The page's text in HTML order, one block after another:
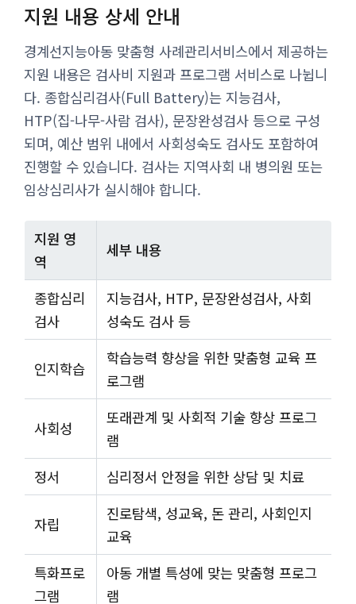
지원 내용 상세 안내
경계선지능아동 맞춤형 사례관리서비스에서 제공하는
지원 내용은 검사비 지원과 프로그램 서비스로 나뉩니
다. 종합심리검사(Full Battery)는 지능검사,
HTP(집-나무-사람 검사), 문장완성검사 등으로 구성
되며, 예산 범위 내에서 사회성숙도 검사도 포함하여
진행할 수 있습니다. 검사는 지역사회 내 병의원 또는
임상심리사가 실시해야 합니다.
지원 영
역
세부 내용
종합심리
검사
지능검사, HTP, 문장완성검사, 사회
성숙도 검사 등
인지학습
학습능력 향상을 위한 맞춤형 교육 프
로그램
사회성
또래관계 및 사회적 기술 향상 프로그
램
정서
심리정서 안정을 위한 상담 및 치료
자립
진로탐색, 성교육, 돈 관리, 사회인지
교육
특화프로
그램
아동 개별 특성에 맞는 맞춤형 프로그
램